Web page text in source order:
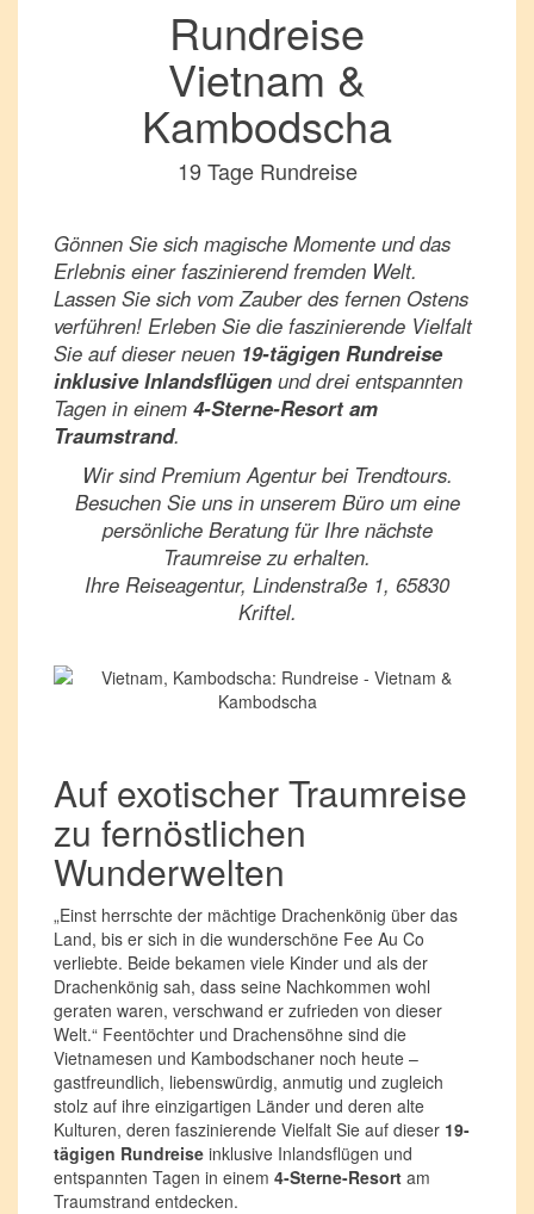
Rundreise
Vietnam &
Kambodscha
19 Tage Rundreise
Gönnen Sie sich magische Momente und das
Erlebnis einer faszinierend fremden Welt.
Lassen Sie sich vom Zauber des fernen Ostens
verführen! Erleben Sie die faszinierende Vielfalt
Sie auf dieser neuen 19-tägigen Rundreise
inklusive Inlandsflügen und drei entspannten
Tagen in einem 4-Sterne-Resort am
Traumstrand.
Wir sind Premium Agentur bei Trendtours.
Besuchen Sie uns in unserem Büro um eine
persönliche Beratung für Ihre nächste
Traumreise zu erhalten.
Ihre Reiseagentur, Lindenstraße 1, 65830
Kriftel.
Auf exotischer Traumreise
zu fernöstlichen
Wunderwelten
„Einst herrschte der mächtige Drachenkönig über das
Land, bis er sich in die wunderschöne Fee Au Co
verliebte. Beide bekamen viele Kinder und als der
Drachenkönig sah, dass seine Nachkommen wohl
geraten waren, verschwand er zufrieden von dieser
Welt.“ Feentöchter und Drachensöhne sind die
Vietnamesen und Kambodschaner noch heute –
gastfreundlich, liebenswürdig, anmutig und zugleich
stolz auf ihre einzigartigen Länder und deren alte
Kulturen, deren faszinierende Vielfalt Sie auf dieser 19-
tägigen Rundreise inklusive Inlandsflügen und
entspannten Tagen in einem 4-Sterne-Resort am
Traumstrand entdecken.